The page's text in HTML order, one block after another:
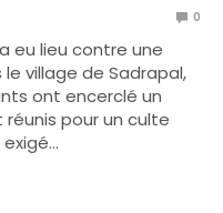
0
eu lieu contre une
village de Sadrapal,
ont encerclé un
pour un culte